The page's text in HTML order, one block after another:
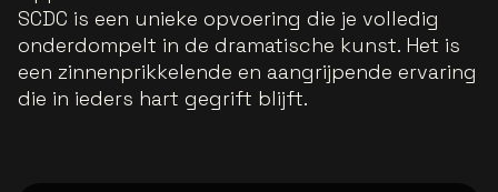
SCDC is een unieke opvoering die je volledig
onderdompelt in de dramatische kunst. Het is
een zinnenprikkelende en aangrijpende ervaring
die in ieders hart gegrift blijft.